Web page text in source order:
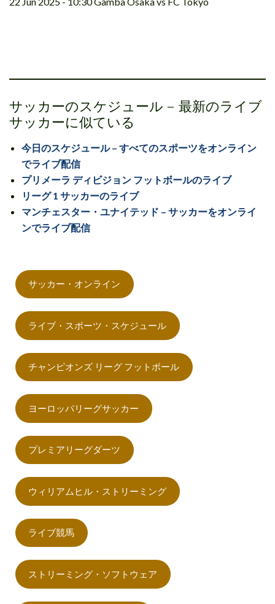
サッカーのスケジュール – 最新のライブ
サッカーに似ている
今日のスケジュール – すべてのスポーツをオンライン
でライブ配信
プリメーラ ディビジョン フットボールのライブ
リーグ 1 サッカーのライブ
マンチェスター・ユナイテッド – サッカーをオンライ
ンでライブ配信
サッカー・オンライン
ライブ・スポーツ・スケジュール
チャンピオンズ リーグ フットボール
ヨーロッパリーグサッカー
プレミアリーグダーツ
ウィリアムヒル・ストリーミング
ライブ競馬
ストリーミング・ソフトウェア